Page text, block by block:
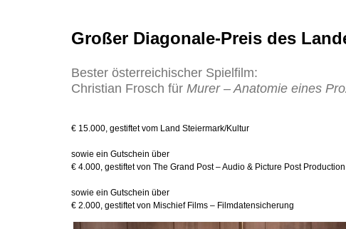
Großer Diagonale-Preis des
Bester österreichischer Spielfilm:
Christian Frosch für Murer – Anatomie eines
€ 15.000, gestiftet vom Land Steiermark/Kultur
sowie ein Gutschein über
€ 4.000, gestiftet von The Grand Post – Audio & Picture Post Production
sowie ein Gutschein über
€ 2.000, gestiftet von Mischief Films – Filmdatensicherung